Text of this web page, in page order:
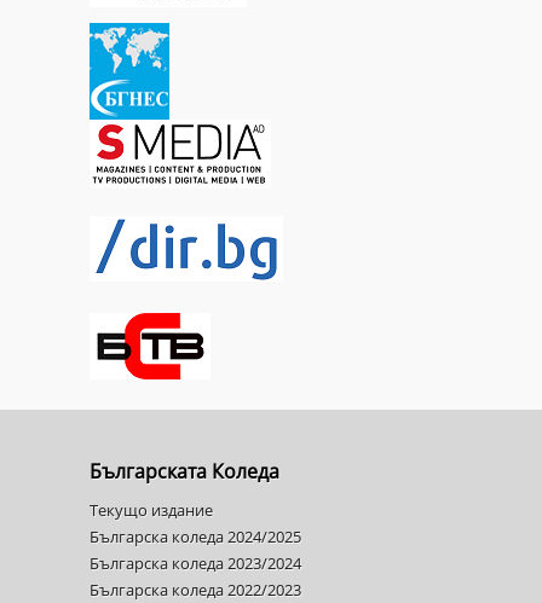
Българската Коледа
Текущо издание
Българска коледа 2024/2025
Българска коледа 2023/2024
Българска коледа 2022/2023